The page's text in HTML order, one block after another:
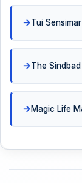
Tui
The Sindbad
Magic Life